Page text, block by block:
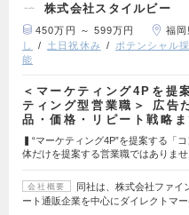
株式会社スタイルビー
450万円 ～ 599万円 福岡
し
土日祝休み ポテンシャル
能
＜マーケティング4Pを提
ティング型営業職＞ 広告
品・価格・リピート戦略
▍“マーケティング4P”を提案する「
体だけを提案する営業職ではありま
会社概要
同社は、株式会社ファイ
ート通販企業を中心にダイレクトマ